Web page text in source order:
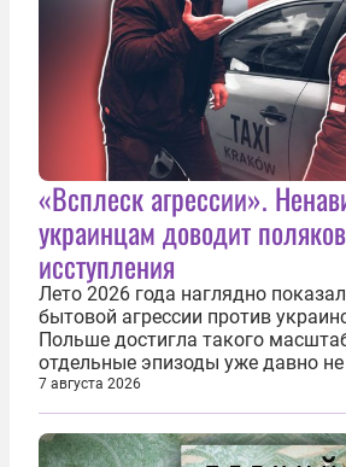
«Всплеск агрессии».
украинцам доводит
исступления
Лето 2026 года наглядно
бытовой агрессии против
Польше достигла такого
отдельные эпизоды уже давно
случайными. Поляки, судя по
буквально теряют рассудок от
украинским беженцам, и
по-своему...
7 августа 2026